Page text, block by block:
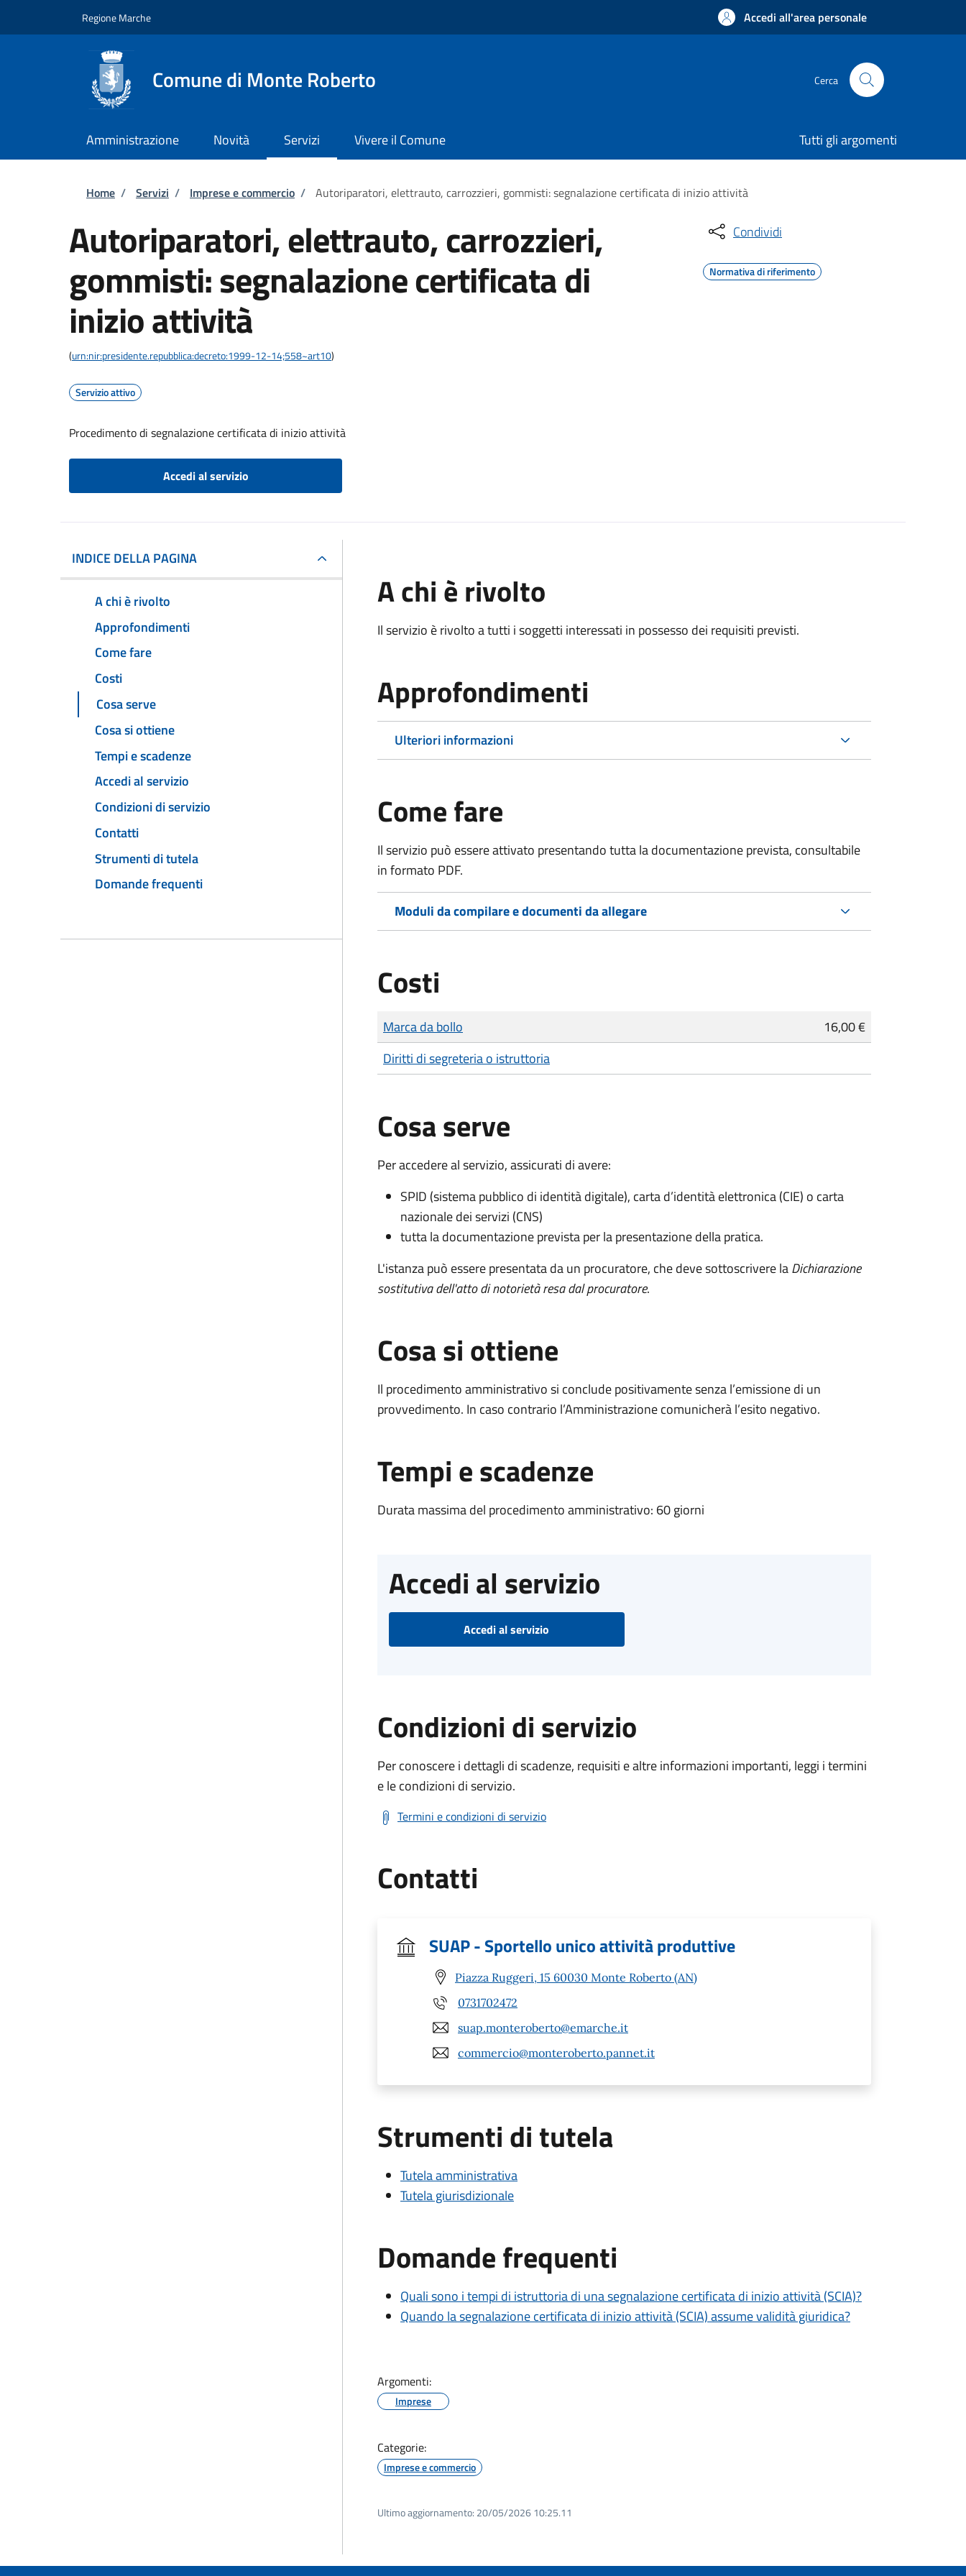
Regione Marche Accedi all'area personale
Comune di Monte Roberto Cerca
Amministrazione Novità Servizi Vivere il Comune Tutti gli argomenti
Briciole di pane
Home / Servizi / Imprese e commercio / Autoriparatori, elettrauto, carrozzieri, gommisti: segnalazione certificata di inizio attività
Autoriparatori, elettrauto, carrozzieri,
gommisti: segnalazione certificata di
inizio attività
(urn:nir:presidente.repubblica:decreto:1999-12-14;558~art10)
Servizio attivo
Procedimento di segnalazione certificata di inizio attività
Accedi al servizio
Condividi
Normativa di riferimento
INDICE DELLA PAGINA
A chi è rivolto
Approfondimenti
Come fare
Costi
Cosa serve
Cosa si ottiene
Tempi e scadenze
Accedi al servizio
Condizioni di servizio
Contatti
Strumenti di tutela
Domande frequenti
A chi è rivolto
Il servizio è rivolto a tutti i soggetti interessati in possesso dei requisiti previsti.
Approfondimenti
Ulteriori informazioni
Come fare
Il servizio può essere attivato presentando tutta la documentazione prevista, consultabile
in formato PDF.
Moduli da compilare e documenti da allegare
Costi
Tipo di pagamento
Importo
Marca da bollo
16,00 €
Diritti di segreteria o istruttoria
Cosa serve
Per accedere al servizio, assicurati di avere:
SPID (sistema pubblico di identità digitale), carta d’identità elettronica (CIE) o carta
nazionale dei servizi (CNS)
tutta la documentazione prevista per la presentazione della pratica.
L'istanza può essere presentata da un procuratore, che deve sottoscrivere laDichiarazione
sostitutiva dell'atto di notorietà resa dal procuratore.
Cosa si ottiene
Il procedimento amministrativo si conclude positivamente senza l’emissione di un
provvedimento. In caso contrario l’Amministrazione comunicherà l’esito negativo.
Tempi e scadenze
Durata massima del procedimento amministrativo: 60 giorni
Accedi al servizio
Accedi al servizio
Condizioni di servizio
Per conoscere i dettagli di scadenze, requisiti e altre informazioni importanti, leggi i termini
e le condizioni di servizio.
Termini e condizioni di servizio
Contatti
SUAP - Sportello unico attività produttive
Piazza Ruggeri, 15 60030 Monte Roberto (AN)
0731702472
suap.monteroberto@emarche.it
commercio@monteroberto.pannet.it
Strumenti di tutela
Tutela amministrativa
Tutela giurisdizionale
Domande frequenti
Quali sono i tempi di istruttoria di una segnalazione certificata di inizio attività (SCIA)?
Quando la segnalazione certificata di inizio attività (SCIA) assume validità giuridica?
Argomenti:
Imprese
Categorie:
Imprese e commercio
Ultimo aggiornamento: 20/05/2026 10:25.11